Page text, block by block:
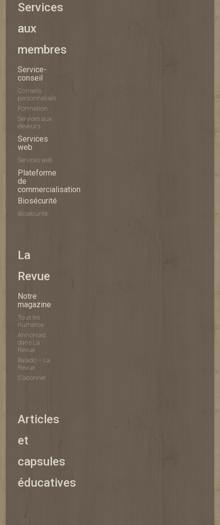
Services
aux
membres
Service-
conseil
Conseils
personnalisés
Formation
Services aux
éleveurs
Services
web
Services web
Plateforme
de
commercialisation
Biosécurité
Biosécurité
La
Revue
Notre
magazine
Tous les
numéros
Annoncez
dans La
Revue
Balado – La
Revue
S'abonner
Articles
et
capsules
éducatives